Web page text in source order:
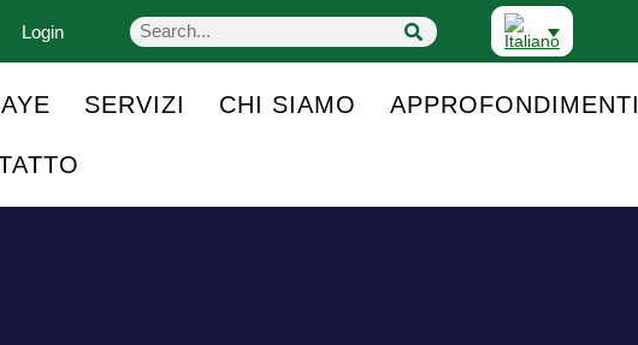
Login
SERVIZI CHI SIAMO APPROFONDIMENTI